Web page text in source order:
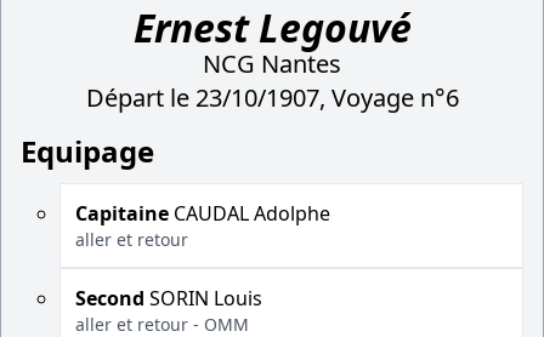
Ernest Legouvé
NCG Nantes
Départ le 23/10/1907, Voyage n°6
Equipage
Capitaine CAUDAL Adolphe
aller et retour
Second SORIN Louis
aller et retour - OMM